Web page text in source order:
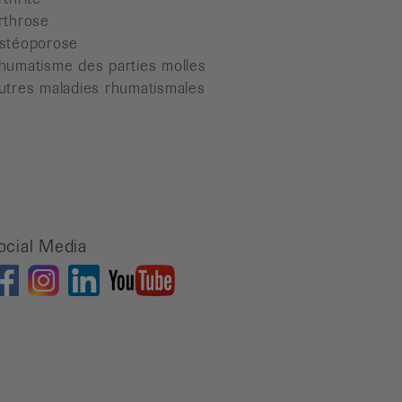
des parties molles
maladies rhumatismales
Media